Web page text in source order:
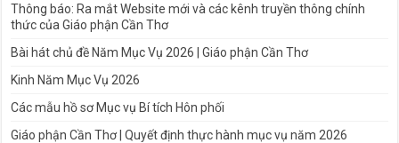
Thông báo: Ra mắt Website mới và các kênh truyền thông chính
thức của Giáo phận Cần Thơ
Bài hát chủ đề Năm Mục Vụ 2026 | Giáo phận Cần Thơ
Kinh Năm Mục Vụ 2026
Các mẫu hồ sơ Mục vụ Bí tích Hôn phối
Giáo phận Cần Thơ | Quyết định thực hành mục vụ năm 2026